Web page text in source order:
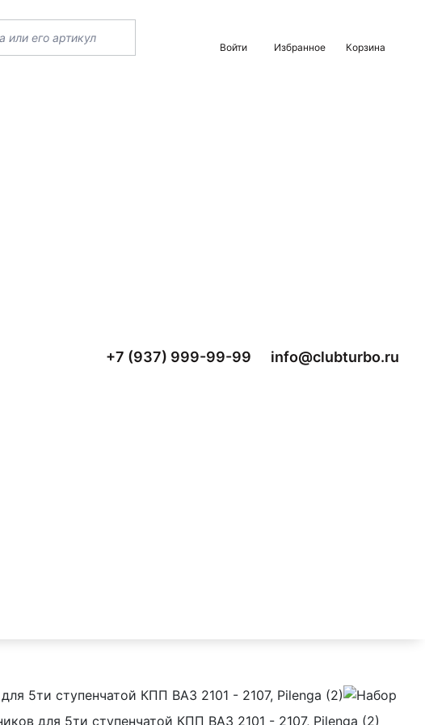
Войти Избранное Корзина
+7 (937) 999-99-99 info@clubturbo.ru